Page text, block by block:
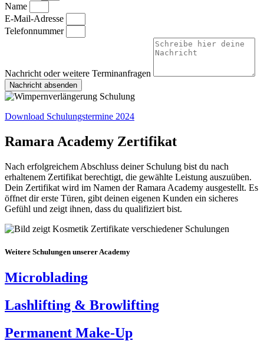
Name
E-Mail-Adresse
Telefonnummer
Nachricht oder weitere Terminanfragen
Nachricht absenden
Download Schulungstermine 2024
Ramara Academy Zertifikat
Nach erfolgreichem Abschluss deiner Schulung bist du nach
erhaltenem Zertifikat berechtigt, die gewählte Leistung auszuüben.
Dein Zertifikat wird im Namen der Ramara Academy ausgestellt. Es
öffnet dir erste Türen, gibt deinen eigenen Kunden ein sicheres
Gefühl und zeigt ihnen, dass du qualifiziert bist.
Weitere Schulungen unserer Academy
Microblading
Lashlifting & Browlifting
Permanent Make-Up